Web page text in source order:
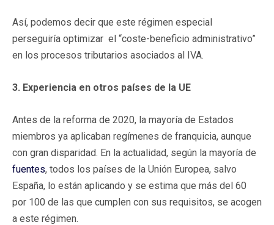
Así, podemos decir que este régimen especial
perseguiría optimizar el “coste-beneficio administrativo”
en los procesos tributarios asociados al IVA.
3. Experiencia en otros países de la UE
Antes de la reforma de 2020, la mayoría de Estados
miembros ya aplicaban regímenes de franquicia, aunque
con gran disparidad. En la actualidad, según la mayoría de
fuentes, todos los países de la Unión Europea, salvo
España, lo están aplicando y se estima que más del 60
por 100 de las que cumplen con sus requisitos, se acogen
a este régimen.